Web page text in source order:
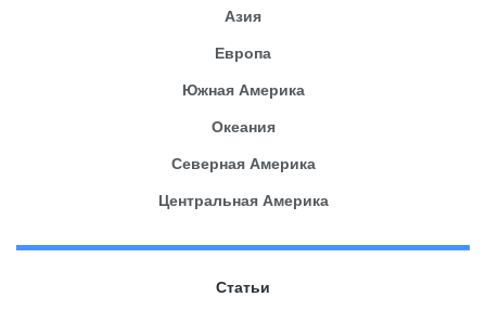
Азия
Европа
Южная Америка
Океания
Северная Америка
Центральная Америка
Статьи